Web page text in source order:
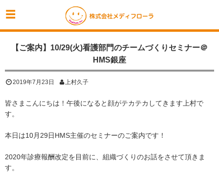
【ご案内】10/29(火)看護部門のチームづくりセミナー＠
HMS銀座
2019年7月23日 上村久子
皆さまこんにちは！午後になると顔がテカテカしてきます上村で
す。
本日は10月29日HMS主催のセミナーのご案内です！
2020年診療報酬改定を目前に、組織づくりのお話をさせて頂きま
す。